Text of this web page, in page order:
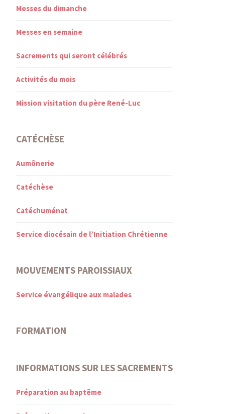
Messes du dimanche
Messes en semaine
Sacrements qui seront célébrés
Activités du mois
Mission visitation du père René-Luc
CATÉCHÈSE
Aumônerie
Catéchèse
Catéchuménat
Service diocésain de l’Initiation Chrétienne
MOUVEMENTS PAROISSIAUX
Service évangélique aux malades
FORMATION
INFORMATIONS SUR LES SACREMENTS
Préparation au baptême